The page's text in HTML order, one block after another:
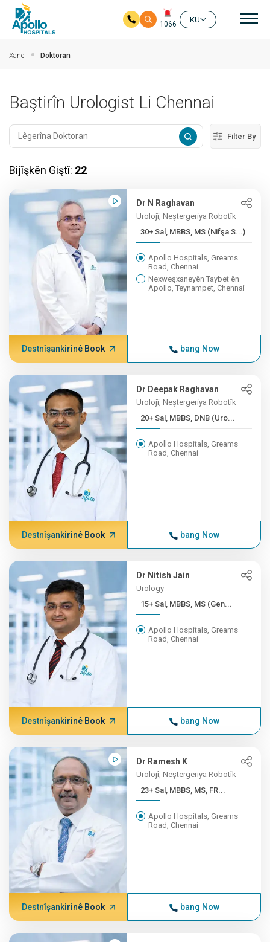
1066
KU
Xane Doktoran
Baştirîn Urologist Li Chennai
Filter By
Bijîşkên Giştî: 22
Dr N Raghavan
Urolojî, Neştergeriya Robotîk
30+ Sal, MBBS, MS (Nifşa S...)
Apollo Hospitals, Greams
Road, Chennai
Nexweşxaneyên Taybet ên
Apollo, Teynampet, Chennai
Destnîşankirinê Book bang Now
Dr Deepak Raghavan
Urolojî, Neştergeriya Robotîk
20+ Sal, MBBS, DNB (Uro...
Apollo Hospitals, Greams
Road, Chennai
Destnîşankirinê Book bang Now
Dr Nitish Jain
Urology
15+ Sal, MBBS, MS (Gen...
Apollo Hospitals, Greams
Road, Chennai
Destnîşankirinê Book bang Now
Dr Ramesh K
Urolojî, Neştergeriya Robotîk
23+ Sal, MBBS, MS, FR...
Apollo Hospitals, Greams
Road, Chennai
Destnîşankirinê Book bang Now